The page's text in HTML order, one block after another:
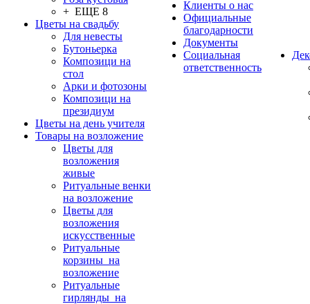
+ ЕЩЕ 8
Цветы на свадьбу
Для невесты
Бутоньерка
Композици на
стол
Арки и фотозоны
Композици на
президиум
Цветы на день учителя
Товары на возложение
Цветы для
возложения
живые
Ритуальные венки
на возложение
Цветы для
возложения
искусственные
Ритуальные
корзины на
возложение
Ритуальные
гирлянды на
Клиенты о нас
Официальные
благодарности
Документы
Социальная
ответственность